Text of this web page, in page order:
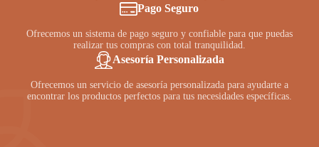
Pago Seguro
Ofrecemos un sistema de pago seguro y confiable para que puedas
realizar tus compras con total tranquilidad.
Asesoría Personalizada
Ofrecemos un servicio de asesoría personalizada para ayudarte a
encontrar los productos perfectos para tus necesidades específicas.